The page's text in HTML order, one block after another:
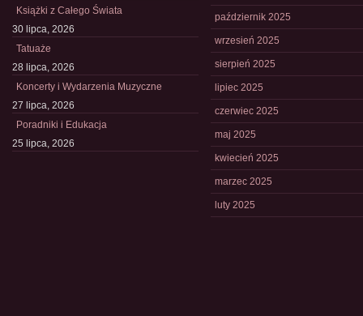
Książki z Całego Świata
30 lipca, 2026
Tatuaże
28 lipca, 2026
Koncerty i Wydarzenia Muzyczne
27 lipca, 2026
Poradniki i Edukacja
25 lipca, 2026
październik 2025
wrzesień 2025
sierpień 2025
lipiec 2025
czerwiec 2025
maj 2025
kwiecień 2025
marzec 2025
luty 2025